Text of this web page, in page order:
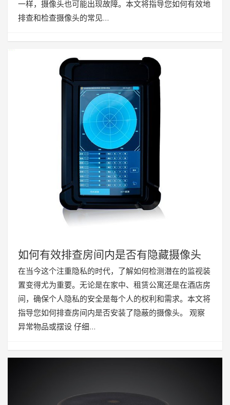
一样，摄像头也可能出现故障。本文将指导您如何有效地
排查和检查摄像头的常见…
如何有效排查房间内是否有隐藏摄像头
在当今这个注重隐私的时代，了解如何检测潜在的监视装
置变得尤为重要。无论是在家中、租赁公寓还是在酒店房
间，确保个人隐私的安全是每个人的权利和需求。本文将
指导您如何排查房间内是否安装了隐蔽的摄像头。 观察
异常物品或摆设 仔细…